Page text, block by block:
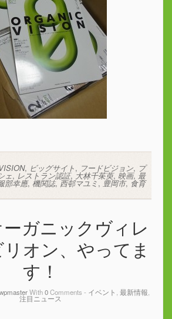
, ビッグサイト, フードビジョン, プ
ェ, レストラン認証, 大林千茱萸, 映画, 最
部幸應,機関誌,西邨マユミ,豊岡市, 食育
ガニックヴィレ
オン、やってま
す！
With0Comments - イベント , 最新情報,
注目ニュース